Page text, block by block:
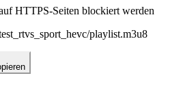
HTTPS-Seiten blockiert werden
playlist.m3u8